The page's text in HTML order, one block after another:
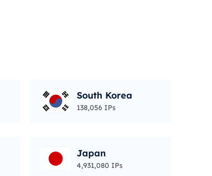
South Korea
138,056 IPs
Japan
4,931,080 IPs